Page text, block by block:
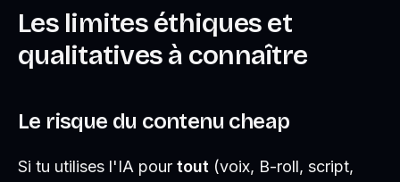
Les limites éthiques et
qualitatives à connaître
Le risque du contenu cheap
Si tu utilises l'IA pour tout (voix, B-roll, script,